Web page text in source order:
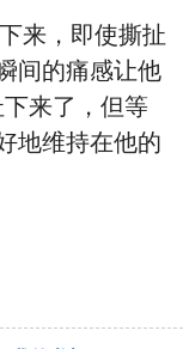
来，即使撕扯
间的痛感让他
来了，但等
地维持在他的